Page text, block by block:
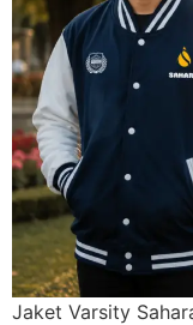
Jaket Varsity